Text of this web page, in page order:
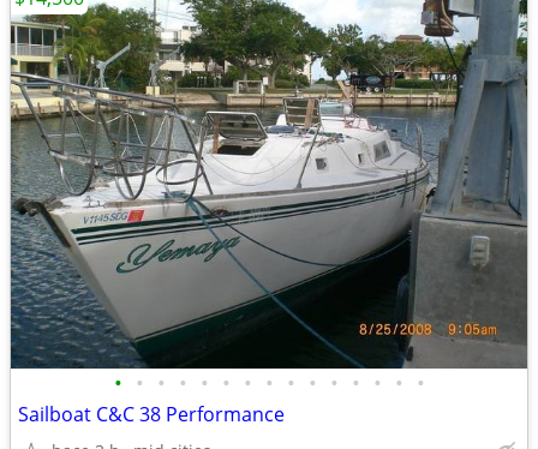
• • • • • • • • • • • • • • •
Sailboat C&C 38 Performance